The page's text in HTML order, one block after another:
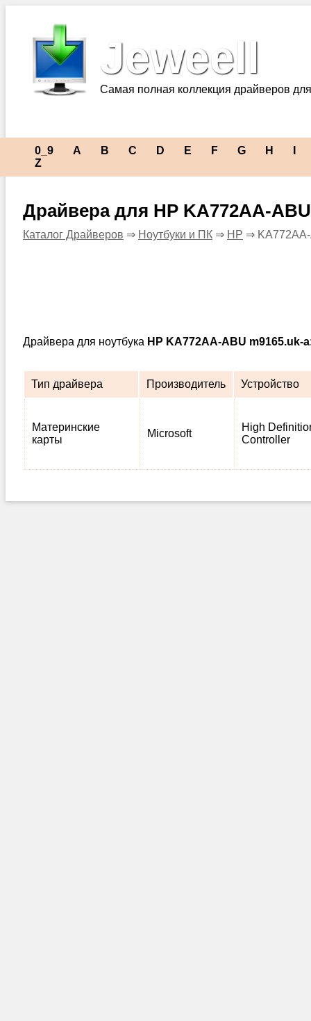
Jeweell
Самая полная коллекция драйверов
0_9 A B C D E F G H
Z
Драйвера для HP KA772AA-
Каталог Драйверов ⇒ Ноутбуки и ПК ⇒ HP ⇒
Драйвера для ноутбука HP KA772AA-ABU m9165.uk-a
Тип драйвера Производитель Устройство
Материнские
карты
Microsoft
High
Controller